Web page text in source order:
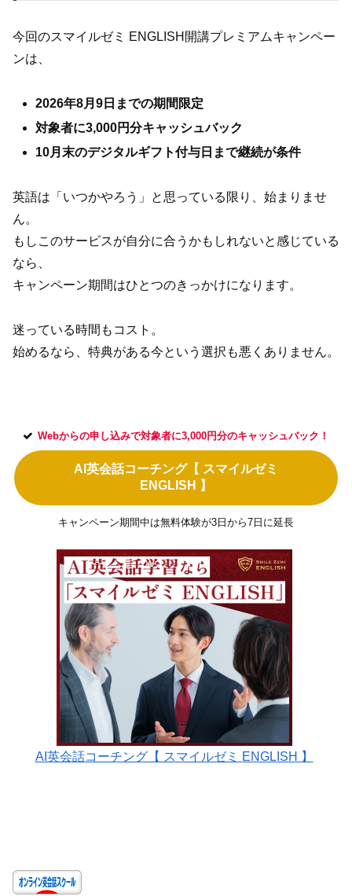
今回のスマイルゼミ ENGLISH開講プレミアムキャンペー
ンは、
2026年8月9日までの期間限定
対象者に3,000円分キャッシュバック
10月末のデジタルギフト付与日まで継続が条件
英語は「いつかやろう」と思っている限り、始まりませ
ん。
もしこのサービスが自分に合うかもしれないと感じている
なら、
キャンペーン期間はひとつのきっかけになります。
迷っている時間もコスト。
始めるなら、特典がある今という選択も悪くありません。
Webからの申し込みで対象者に3,000円分のキャッシュバック！
AI英会話コーチング【 スマイルゼミ
ENGLISH 】
キャンペーン期間中は無料体験が3日から7日に延長
AI英会話コーチング【 スマイルゼミ ENGLISH 】